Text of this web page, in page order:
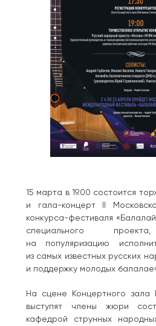
15 марта в 19.00 состоится
и гала-концерт II
конкурса-фестиваля
специального
на популяризацию
из самых известных русских
и поддержку молодых
На сцене Концертного зала
выступят члены жюри
кафедрой струнных